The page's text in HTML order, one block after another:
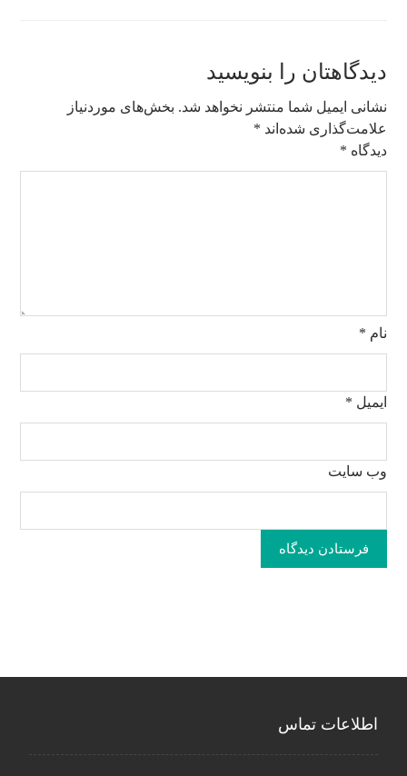
دیدگاهتان را بنویسید
نشانی ایمیل شما منتشر نخواهد شد. بخش‌های موردنیاز
علامت‌گذاری شده‌اند *
دیدگاه *
نام *
ایمیل *
وب‌ سایت
فرستادن دیدگاه
اطلاعات تماس